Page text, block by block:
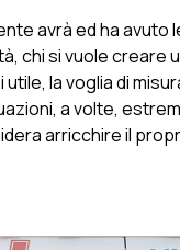
avrà ed ha avuto
chi si vuole creare
la voglia di
a volte,
arricchire il